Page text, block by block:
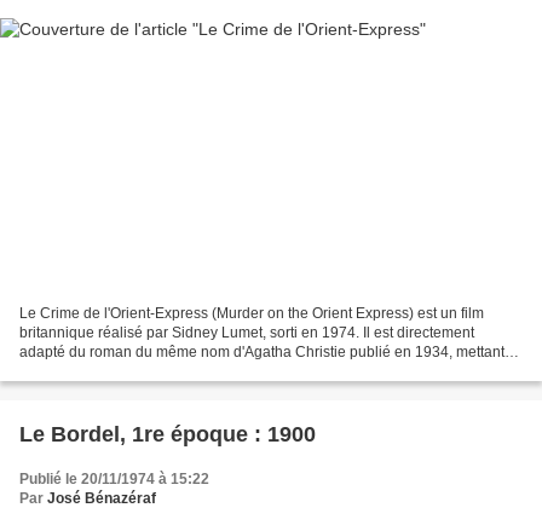
Le Crime de l'Orient-Express (Murder on the Orient Express) est un film
britannique réalisé par Sidney Lumet, sorti en 1974. Il est directement
adapté du roman du même nom d'Agatha Christie publié en 1934, mettant
Le Bordel, 1re époque : 1900
Publié le 20/11/1974 à 15:22
Par José Bénazéraf